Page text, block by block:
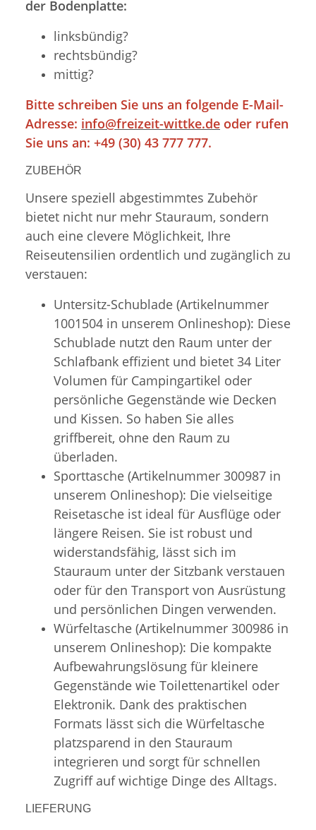
der Bodenplatte:
linksbündig?
rechtsbündig?
mittig?
Bitte schreiben Sie uns an folgende E-Mail-
Adresse: info@freizeit-wittke.de oder rufen
Sie uns an: +49 (30) 43 777 777.
ZUBEHÖR
Unsere speziell abgestimmtes Zubehör
bietet nicht nur mehr Stauraum, sondern
auch eine clevere Möglichkeit, Ihre
Reiseutensilien ordentlich und zugänglich zu
verstauen:
Untersitz-Schublade (Artikelnummer
1001504 in unserem Onlineshop): Diese
Schublade nutzt den Raum unter der
Schlafbank effizient und bietet 34 Liter
Volumen für Campingartikel oder
persönliche Gegenstände wie Decken
und Kissen. So haben Sie alles
griffbereit, ohne den Raum zu
überladen.
Sporttasche (Artikelnummer 300987 in
unserem Onlineshop): Die vielseitige
Reisetasche ist ideal für Ausflüge oder
längere Reisen. Sie ist robust und
widerstandsfähig, lässt sich im
Stauraum unter der Sitzbank verstauen
oder für den Transport von Ausrüstung
und persönlichen Dingen verwenden.
Würfeltasche (Artikelnummer 300986 in
unserem Onlineshop): Die kompakte
Aufbewahrungslösung für kleinere
Gegenstände wie Toilettenartikel oder
Elektronik. Dank des praktischen
Formats lässt sich die Würfeltasche
platzsparend in den Stauraum
integrieren und sorgt für schnellen
Zugriff auf wichtige Dinge des Alltags.
LIEFERUNG